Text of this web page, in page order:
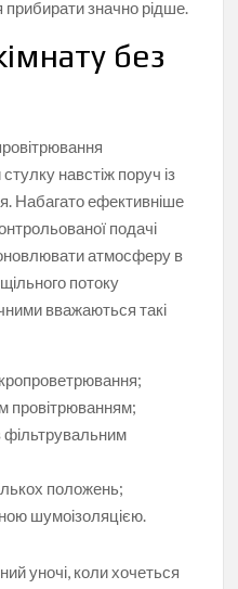
прибирати значно рідше.
без
навстіж поруч із
Набагато ефективніше
подачі
атмосферу в
потоку
вважаються такі
провітрюванням;
фільтрувальним
положень;
шумоізоляцією.
уночі, коли хочеться